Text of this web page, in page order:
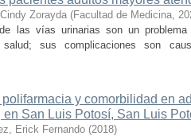
Zorayda (Facultad de Medicina,
las vías urinarias son un
sus complicaciones son
y comorbilidad en
en San Luis Potosí, San Luis
Erick Fernando (2018)